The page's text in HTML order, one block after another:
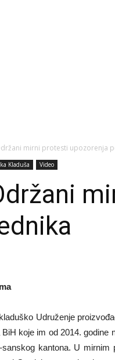
mirni protesti upozorenja
Kladuša Video
Udruženje
koje im od 2014.
kantona. U